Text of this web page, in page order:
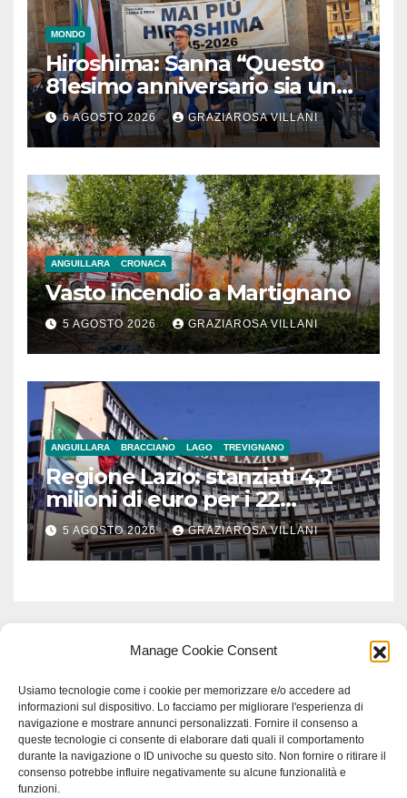
Manage Cookie Consent
Usiamo tecnologie come i cookie per memorizzare e/o accedere ad
informazioni sul dispositivo. Lo facciamo per migliorare l'esperienza di
navigazione e mostrare annunci personalizzati. Fornire il consenso a
queste tecnologie ci consente di elaborare dati quali il comportamento
durante la navigazione o ID univoche su questo sito. Non fornire o ritirare il
consenso potrebbe influire negativamente su alcune funzionalità e
funzioni.
MONDO
Hiroshima: Sanna “Questo
81esimo anniversario sia un
monito per tutti”
6 AGOSTO 2026 GRAZIAROSA VILLANI
ANGUILLARA CRONACA
Vasto incendio a Martignano
5 AGOSTO 2026 GRAZIAROSA VILLANI
ANGUILLARA BRACCIANO LAGO TREVIGNANO
Regione Lazio: stanziati 4,2
milioni di euro per i 22
Comuni dell’Etruria
Meridionale
5 AGOSTO 2026 GRAZIAROSA VILLANI